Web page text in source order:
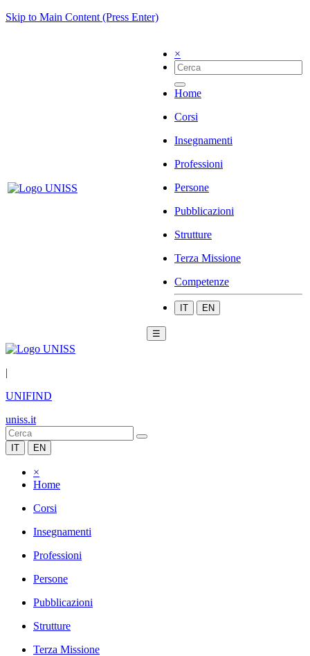
Skip to Main Content (Press Enter)
×
Home
Corsi
Insegnamenti
Professioni
Persone
Pubblicazioni
Strutture
Terza Missione
Competenze
IT EN
☰
|
UNIFIND
uniss.it
IT EN
×
Home
Corsi
Insegnamenti
Professioni
Persone
Pubblicazioni
Strutture
Terza Missione